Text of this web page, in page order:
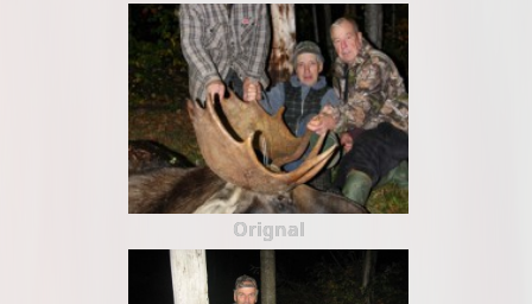
Orignal